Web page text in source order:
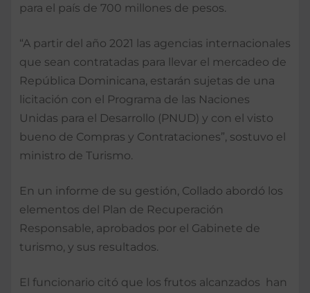
para el país de 700 millones de pesos.
“A partir del año 2021 las agencias internacionales
que sean contratadas para llevar el mercadeo de
República Dominicana, estarán sujetas de una
licitación con el Programa de las Naciones
Unidas para el Desarrollo (PNUD) y con el visto
bueno de Compras y Contrataciones”, sostuvo el
ministro de Turismo.
En un informe de su gestión, Collado abordó los
elementos del Plan de Recuperación
Responsable, aprobados por el Gabinete de
turismo, y sus resultados.
El funcionario citó que los frutos alcanzados han